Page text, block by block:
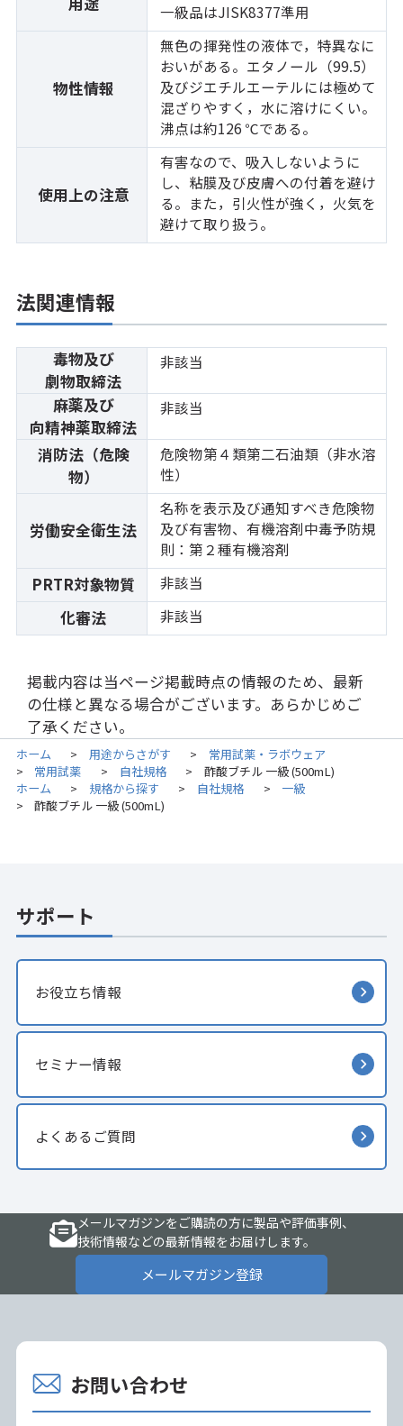
一級品はJISK8377準用
物性情報
無色の揮発性の液体で，特異なに
おいがある。エタノール（99.5）
及びジエチルエーテルには極めて
混ざりやすく，水に溶けにくい。
沸点は約126 ℃である。
使用上の注意
有害なので、吸入しないように
し、粘膜及び皮膚への付着を避け
る。また，引火性が強く，火気を
避けて取り扱う。
法関連情報
毒物及び
劇物取締法
非該当
麻薬及び
向精神薬取締法
非該当
消防法（危険
物）
危険物第４類第二石油類（非水溶
性）
労働安全衛生法
名称を表示及び通知すべき危険物
及び有害物、有機溶剤中毒予防規
則：第２種有機溶剤
PRTR対象物質 非該当
化審法 非該当
掲載内容は当ページ掲載時点の情報のため、最新
の仕様と異なる場合がございます。あらかじめご
了承ください。
ホーム > 用途からさがす > 常用試薬・ラボウェア
> 常用試薬 > 自社規格 >
酢酸ブチル 一級 (500mL)
ホーム
> 規格から探す > 自社規格 > 一級
> 酢酸ブチル 一級 (500mL)
サポート
お役立ち情報
セミナー情報
よくあるご質問
メールマガジンをご購読の方に製品や評価事例、
技術情報などの最新情報をお届けします。
メールマガジン登録
お問い合わせ